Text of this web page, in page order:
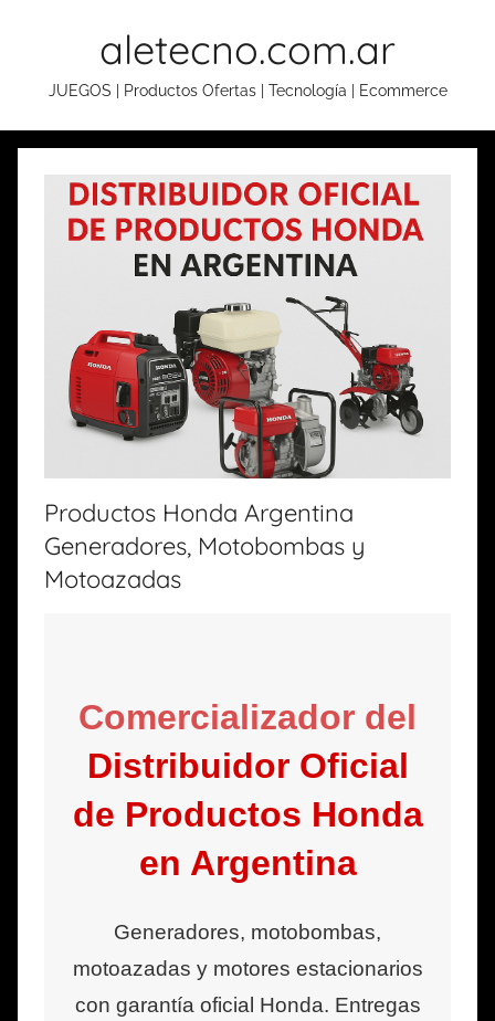
aletecno.com.ar
JUEGOS | Productos Ofertas | Tecnología | Ecommerce
Productos Honda Argentina
Generadores, Motobombas y
Motoazadas
Comercializador del
Distribuidor Oficial
de Productos Honda
en Argentina
Generadores, motobombas,
motoazadas y motores estacionarios
con garantía oficial Honda. Entregas